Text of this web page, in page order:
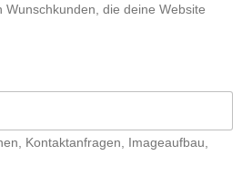
Wunsch­kun­den, die dei­ne Web­site
Kon­takt­an­fra­gen, Image­auf­bau,